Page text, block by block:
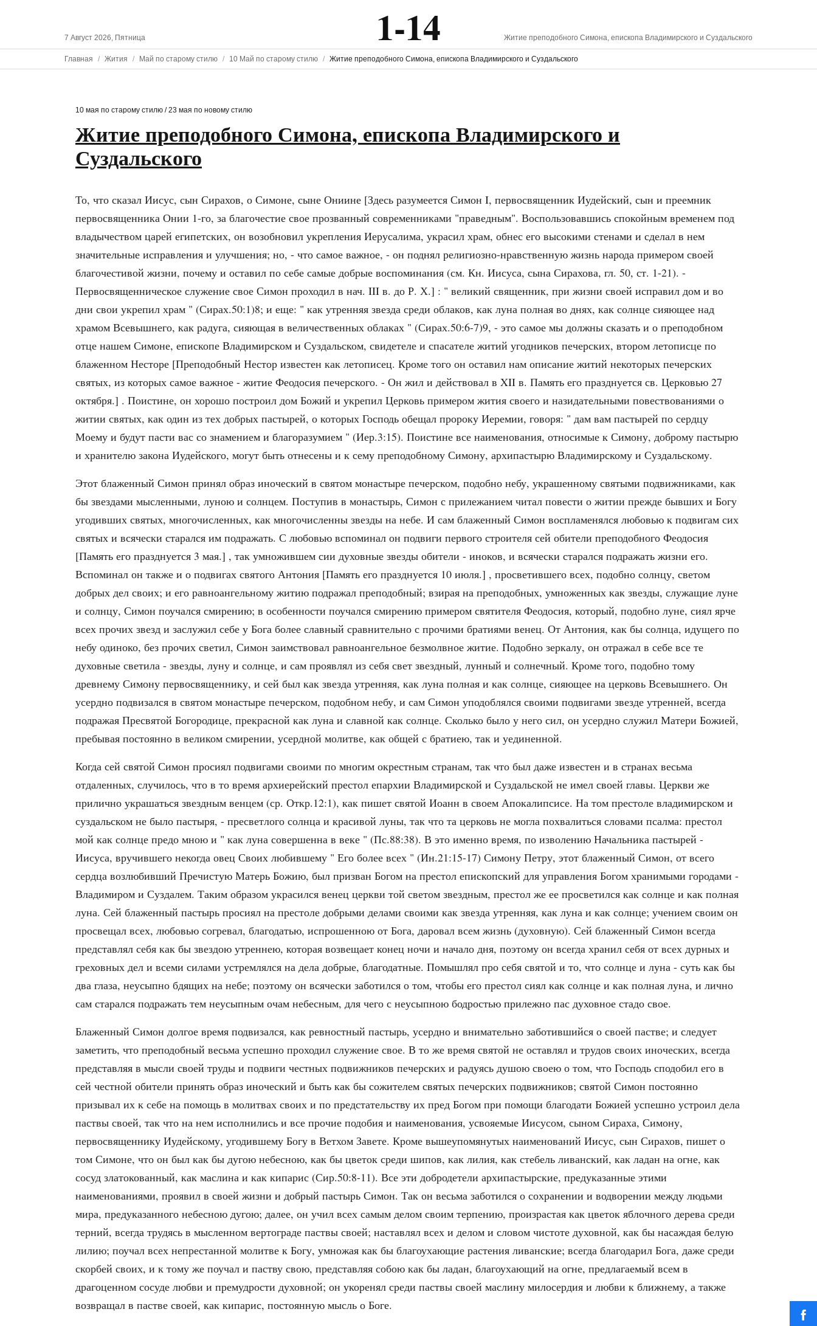
7 Август 2026, Пятница 1-14 Житие преподобного Симона, епископа Владимирского и Суздальского
Главная Жития Май по старому стилю 10 Май по старому стилю Житие преподобного Симона, епископа Владимирского и Суздальского
10 мая по старому стилю / 23 мая по новому стилю
Житие преподобного Симона, епископа Владимирского и
Суздальского
Фотореалистичное изображение, Житие преподобного Симона, епископа Владимирского и Суздальского, православный календарь, 2026-
05-23, saint_life
То, что сказал Иисус, сын Сирахов, о Симоне, сыне Ониине [Здесь разумеется Симон I, первосвященник Иудейский, сын и преемник
первосвященника Онии 1-го, за благочестие свое прозванный современниками "праведным". Воспользовавшись спокойным временем под
владычеством царей египетских, он возобновил укрепления Иерусалима, украсил храм, обнес его высокими стенами и сделал в нем
значительные исправления и улучшения; но, - что самое важное, - он поднял религиозно-нравственную жизнь народа примером своей
благочестивой жизни, почему и оставил по себе самые добрые воспоминания (см. Кн. Иисуса, сына Сирахова, гл. 50, ст. 1-21). -
Первосвященническое служение свое Симон проходил в нач. III в. до Р. Х.] : " великий священник, при жизни своей исправил дом и во
дни свои укрепил храм " (Сирах.50:1)8; и еще: " как утренняя звезда среди облаков, как луна полная во днях, как солнце сияющее над
храмом Всевышнего, как радуга, сияющая в величественных облаках " (Сирах.50:6-7)9, - это самое мы должны сказать и о преподобном
отце нашем Симоне, епископе Владимирском и Суздальском, свидетеле и спасателе житий угодников печерских, втором летописце по
блаженном Несторе [Преподобный Нестор известен как летописец. Кроме того он оставил нам описание житий некоторых печерских
святых, из которых самое важное - житие Феодосия печерского. - Он жил и действовал в XII в. Память его празднуется св. Церковью 27
октября.] . Поистине, он хорошо построил дом Божий и укрепил Церковь примером жития своего и назидательными повествованиями о
житии святых, как один из тех добрых пастырей, о которых Господь обещал пророку Иеремии, говоря: " дам вам пастырей по сердцу
Моему и будут пасти вас со знамением и благоразумием " (Иер.3:15). Поистине все наименования, относимые к Симону, доброму пастырю
и хранителю закона Иудейского, могут быть отнесены и к сему преподобному Симону, архипастырю Владимирскому и Суздальскому.
Этот блаженный Симон принял образ иноческий в святом монастыре печерском, подобно небу, украшенному святыми подвижниками, как
бы звездами мысленными, луною и солнцем. Поступив в монастырь, Симон с прилежанием читал повести о житии прежде бывших и Богу
угодивших святых, многочисленных, как многочисленны звезды на небе. И сам блаженный Симон воспламенялся любовью к подвигам сих
святых и всячески старался им подражать. С любовью вспоминал он подвиги первого строителя сей обители преподобного Феодосия
[Память его празднуется 3 мая.] , так умножившем сии духовные звезды обители - иноков, и всячески старался подражать жизни его.
Вспоминал он также и о подвигах святого Антония [Память его празднуется 10 июля.] , просветившего всех, подобно солнцу, светом
добрых дел своих; и его равноангельному житию подражал преподобный; взирая на преподобных, умноженных как звезды, служащие луне
и солнцу, Симон поучался смирению; в особенности поучался смирению примером святителя Феодосия, который, подобно луне, сиял ярче
всех прочих звезд и заслужил себе у Бога более славный сравнительно с прочими братиями венец. От Антония, как бы солнца, идущего по
небу одиноко, без прочих светил, Симон заимствовал равноангельное безмолвное житие. Подобно зеркалу, он отражал в себе все те
духовные светила - звезды, луну и солнце, и сам проявлял из себя свет звездный, лунный и солнечный. Кроме того, подобно тому
древнему Симону первосвященнику, и сей был как звезда утренняя, как луна полная и как солнце, сияющее на церковь Всевышнего. Он
усердно подвизался в святом монастыре печерском, подобном небу, и сам Симон уподоблялся своими подвигами звезде утренней, всегда
подражая Пресвятой Богородице, прекрасной как луна и славной как солнце. Сколько было у него сил, он усердно служил Матери Божией,
пребывая постоянно в великом смирении, усердной молитве, как общей с братиею, так и уединенной.
Когда сей святой Симон просиял подвигами своими по многим окрестным странам, так что был даже известен и в странах весьма
отдаленных, случилось, что в то время архиерейский престол епархии Владимирской и Суздальской не имел своей главы. Церкви же
прилично украшаться звездным венцем (ср. Откр.12:1), как пишет святой Иоанн в своем Апокалипсисе. На том престоле владимирском и
суздальском не было пастыря, - пресветлого солнца и красивой луны, так что та церковь не могла похвалиться словами псалма: престол
мой как солнце предо мною и " как луна совершенна в веке " (Пс.88:38). В это именно время, по изволению Начальника пастырей -
Иисуса, вручившего некогда овец Своих любившему " Его более всех " (Ин.21:15-17) Симону Петру, этот блаженный Симон, от всего
сердца возлюбивший Пречистую Матерь Божию, был призван Богом на престол епископский для управления Богом хранимыми городами -
Владимиром и Суздалем. Таким образом украсился венец церкви той светом звездным, престол же ее просветился как солнце и как полная
луна. Сей блаженный пастырь просиял на престоле добрыми делами своими как звезда утренняя, как луна и как солнце; учением своим он
просвещал всех, любовью согревал, благодатью, испрошенною от Бога, даровал всем жизнь (духовную). Сей блаженный Симон всегда
представлял себя как бы звездою утреннею, которая возвещает конец ночи и начало дня, поэтому он всегда хранил себя от всех дурных и
греховных дел и всеми силами устремлялся на дела добрые, благодатные. Помышлял про себя святой и то, что солнце и луна - суть как бы
два глаза, неусыпно бдящих на небе; поэтому он всячески заботился о том, чтобы его престол сиял как солнце и как полная луна, и лично
сам старался подражать тем неусыпным очам небесным, для чего с неусыпною бодростью прилежно пас духовное стадо свое.
Блаженный Симон долгое время подвизался, как ревностный пастырь, усердно и внимательно заботившийся о своей пастве; и следует
заметить, что преподобный весьма успешно проходил служение свое. В то же время святой не оставлял и трудов своих иноческих, всегда
представляя в мысли своей труды и подвиги честных подвижников печерских и радуясь душою своею о том, что Господь сподобил его в
сей честной обители принять образ иноческий и быть как бы сожителем святых печерских подвижников; святой Симон постоянно
призывал их к себе на помощь в молитвах своих и по предстательству их пред Богом при помощи благодати Божией успешно устроил дела
паствы своей, так что на нем исполнились и все прочие подобия и наименования, усвояемые Иисусом, сыном Сираха, Симону,
первосвященнику Иудейскому, угодившему Богу в Ветхом Завете. Кроме вышеупомянутых наименований Иисус, сын Сирахов, пишет о
том Симоне, что он был как бы дугою небесною, как бы цветок среди шипов, как лилия, как стебель ливанский, как ладан на огне, как
сосуд златокованный, как маслина и как кипарис (Сир.50:8-11). Все эти добродетели архипастырские, предуказанные этими
наименованиями, проявил в своей жизни и добрый пастырь Симон. Так он весьма заботился о сохранении и водворении между людьми
мира, предуказанного небесною дугою; далее, он учил всех самым делом своим терпению, произрастая как цветок яблочного дерева среди
терний, всегда трудясь в мысленном вертограде паствы своей; наставлял всех и делом и словом чистоте духовной, как бы насаждая белую
лилию; поучал всех непрестанной молитве к Богу, умножая как бы благоухающие растения ливанские; всегда благодарил Бога, даже среди
скорбей своих, и к тому же поучал и паству свою, представляя собою как бы ладан, благоухающий на огне, предлагаемый всем в
драгоценном сосуде любви и премудрости духовной; он укоренял среди паствы своей маслину милосердия и любви к ближнему, а также
возвращал в пастве своей, как кипарис, постоянную мысль о Боге.